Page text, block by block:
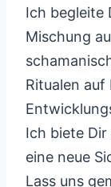
Ich begleite
Mischung
Ritualen auf
Ich biete
eine neue
Lass uns